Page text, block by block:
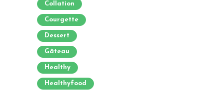
Collation
Courgette
Dessert
Gâteau
Healthy
Healthyfood